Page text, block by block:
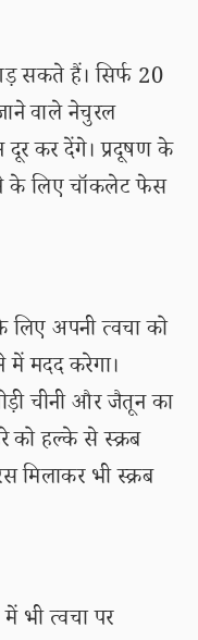
सकते हैं। सिर्फ 20
वाले नेचुरल
कर देंगे। प्रदूषण के
के लिए चॉकलेट फेस
अपनी त्वचा को
में मदद करेगा।
चीनी और जैतून का
हल्के से स्क्रब
मिलाकर भी स्क्रब
में भी त्वचा पर